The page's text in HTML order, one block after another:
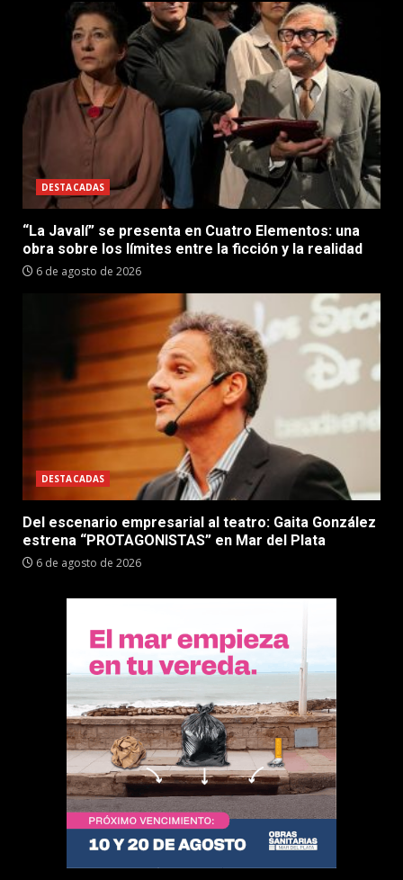
DESTACADAS
“La Javalí” se presenta en Cuatro Elementos: una
obra sobre los límites entre la ficción y la realidad
6 de agosto de 2026
DESTACADAS
Del escenario empresarial al teatro: Gaita González
estrena “PROTAGONISTAS” en Mar del Plata
6 de agosto de 2026